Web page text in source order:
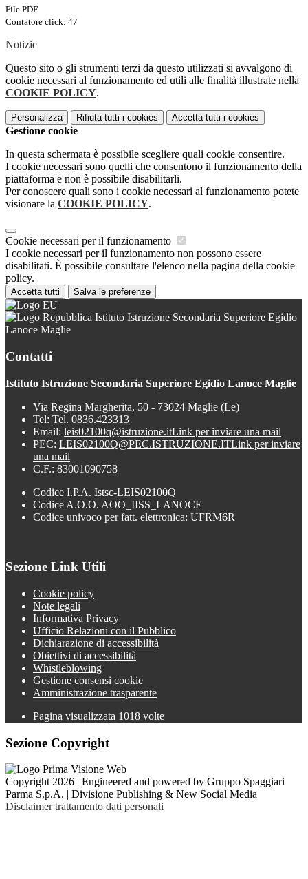
File PDF
Contatore click: 47
Notizie
Questo sito o gli strumenti terzi da questo utilizzati si avvalgono di
cookie necessari al funzionamento ed utili alle finalità illustrate nella
COOKIE POLICY.
Personalizza Rifiuta tutti i cookies Accetta tutti i cookies
Gestione cookie
In questa schermata è possibile scegliere quali cookie consentire.
I cookie necessari sono quelli che consentono il funzionamento della
piattaforma e non è possibile disabilitarli.
Per conoscere quali sono i cookie necessari al funzionamento potete
visionare la COOKIE POLICY.
Cookie necessari per il funzionamento
I cookie necessari per il funzionamento non possono essere
disabilitati. È possibile consultare l'elenco nella pagina della cookie
policy.
Accetta tutti Salva le preferenze
Istituto Istruzione Secondaria Superiore Egidio
Lanoce Maglie
Contatti
Istituto Istruzione Secondaria Superiore Egidio Lanoce Maglie
Via Regina Margherita, 50 - 73024 Maglie (Le)
Tel: Tel. 0836.423313
Email: leis02100q@istruzione.itLink per inviare una mail
PEC: LEIS02100Q@PEC.ISTRUZIONE.ITLink per inviare
una mail
C.F.: 83001090758
Codice I.P.A. Istsc-LEIS02100Q
Codice A.O.O. AOO_IISS_LANOCE
Codice univoco per fatt. elettronica: UFRM6R
Sezione Link Utili
Cookie policy
Note legali
Informativa Privacy
Ufficio Relazioni con il Pubblico
Dichiarazione di accessibilità
Obiettivi di accessibilità
Whistleblowing
Gestione consensi cookie
Amministrazione trasparente
Pagina visualizzata 1018 volte
Sezione Copyright
Copyright 2026 | Engineered and powered by Gruppo Spaggiari
Parma S.p.A. | Divisione Publishing & New Social Media
Disclaimer trattamento dati personali